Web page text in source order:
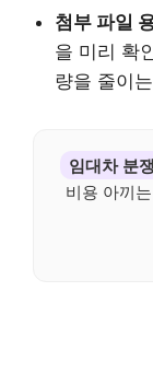
첨부 파일
을 미리 확
량을 줄이
임대차 분쟁
비용 아끼